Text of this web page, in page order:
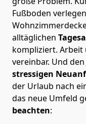
Fußboden
alltäglichen
kompliziert. Arbeit
vereinbar. Und den
stressigen
der Urlaub nach
das neue Umfeld
beachten: